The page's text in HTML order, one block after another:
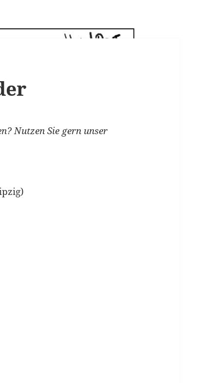
Nutzen Sie gern unser